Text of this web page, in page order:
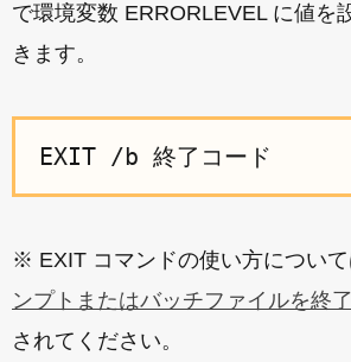
で環境変数 ERRORLEVEL に値を
きます。
EXIT /b 終了コード
※ EXIT コマンドの使い方について
ンプトまたはバッチファイルを終
されてください。